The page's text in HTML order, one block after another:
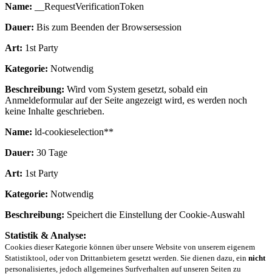
Name: __RequestVerificationToken
Dauer: Bis zum Beenden der Browsersession
Art: 1st Party
Kategorie: Notwendig
Beschreibung: Wird vom System gesetzt, sobald ein
Anmeldeformular auf der Seite angezeigt wird, es werden noch
keine Inhalte geschrieben.
Name: ld-cookieselection**
Dauer: 30 Tage
Art: 1st Party
Kategorie: Notwendig
Beschreibung: Speichert die Einstellung der Cookie-Auswahl
Statistik & Analyse:
Cookies dieser Kategorie können über unsere Website von unserem eigenem
Statistiktool, oder von Drittanbietern gesetzt werden. Sie dienen dazu, ein nicht
personalisiertes, jedoch allgemeines Surfverhalten auf unseren Seiten zu